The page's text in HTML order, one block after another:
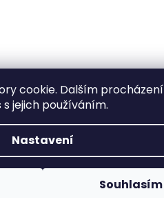
cookie. Dalším
jejich používáním.
Nastavení
Souhlasím